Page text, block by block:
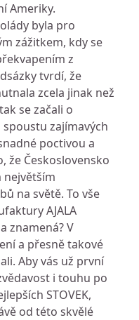
Ameriky.
byla pro
zážitkem, kdy se
z
tvrdí, že
zcela jinak než
se začali o
zajímavých
poctivou a
že Československo
na světě. To vše
AJALA
znamená? V
a přesně takové
Aby vás už první
i touhu po
STOVEK,
od této skvělé